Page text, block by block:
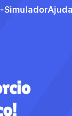
Simulador